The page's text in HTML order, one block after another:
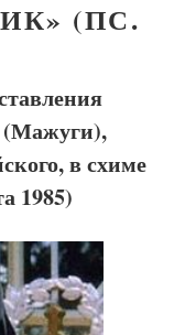
(ПС.
(Мажуги),
в схиме
1985)